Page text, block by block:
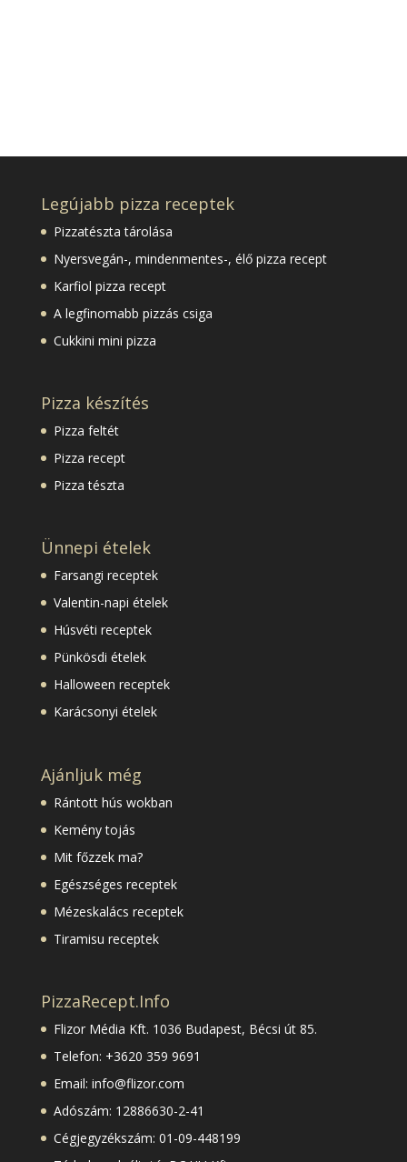
Legújabb pizza receptek
Pizzatészta tárolása
Nyersvegán-, mindenmentes-, élő pizza recept
Karfiol pizza recept
A legfinomabb pizzás csiga
Cukkini mini pizza
Pizza készítés
Pizza feltét
Pizza recept
Pizza tészta
Ünnepi ételek
Farsangi receptek
Valentin-napi ételek
Húsvéti receptek
Pünkösdi ételek
Halloween receptek
Karácsonyi ételek
Ajánljuk még
Rántott hús wokban
Kemény tojás
Mit főzzek ma?
Egészséges receptek
Mézeskalács receptek
Tiramisu receptek
PizzaRecept.Info
Flizor Média Kft. 1036 Budapest, Bécsi út 85.
Telefon: +3620 359 9691
Email: info@flizor.com
Adószám: 12886630-2-41
Cégjegyzékszám: 01-09-448199